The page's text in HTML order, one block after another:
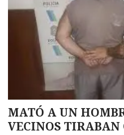
MATÓ A UN
VECINOS TIRABAN